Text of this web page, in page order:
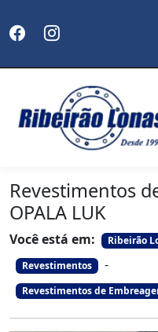
Revestimentos
OPALA LUK
Você está em: Ribeirão
Revestimentos -
Revestimentos de